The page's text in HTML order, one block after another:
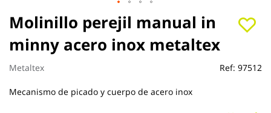
Molinillo perejil manual in
minny acero inox metaltex
Metaltex Ref: 97512
Mecanismo de picado y cuerpo de acero inox
Saltar
al
comienzo
de
la
de